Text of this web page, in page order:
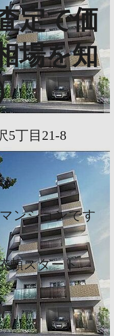
定で価
場を知
5丁目21-8
ンションです
頼スタート